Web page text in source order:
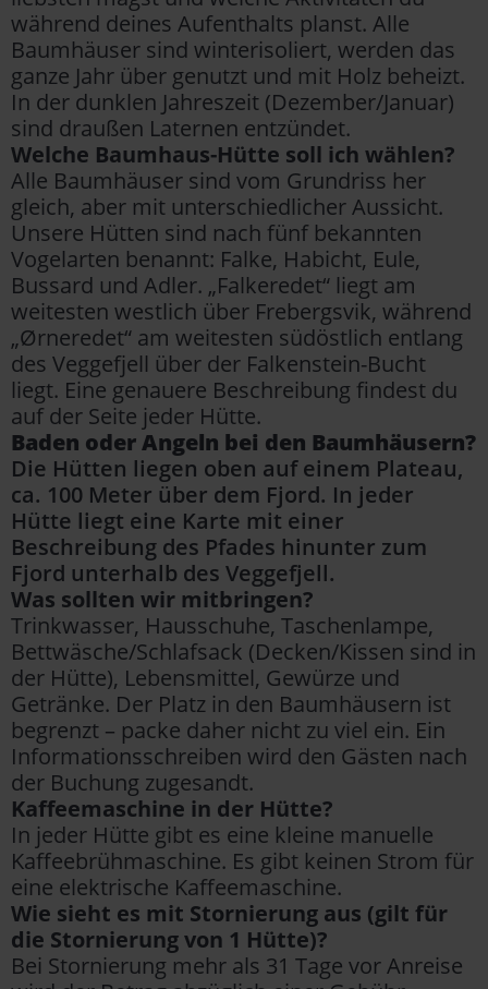
während deines Aufenthalts planst. Alle
Baumhäuser sind winterisoliert, werden das
ganze Jahr über genutzt und mit Holz beheizt.
In der dunklen Jahreszeit (Dezember/Januar)
sind draußen Laternen entzündet.
Welche Baumhaus-Hütte soll ich wählen?
Alle Baumhäuser sind vom Grundriss her
gleich, aber mit unterschiedlicher Aussicht.
Unsere Hütten sind nach fünf bekannten
Vogelarten benannt: Falke, Habicht, Eule,
Bussard und Adler. „Falkeredet“ liegt am
weitesten westlich über Frebergsvik, während
„Ørneredet“ am weitesten südöstlich entlang
des Veggefjell über der Falkenstein-Bucht
liegt. Eine genauere Beschreibung findest du
auf der Seite jeder Hütte.
Baden oder Angeln bei den Baumhäusern?
Die Hütten liegen oben auf einem Plateau,
ca. 100 Meter über dem Fjord. In jeder
Hütte liegt eine Karte mit einer
Beschreibung des Pfades hinunter zum
Fjord unterhalb des Veggefjell.
Was sollten wir mitbringen?
Trinkwasser, Hausschuhe, Taschenlampe,
Bettwäsche/Schlafsack (Decken/Kissen sind in
der Hütte), Lebensmittel, Gewürze und
Getränke. Der Platz in den Baumhäusern ist
begrenzt – packe daher nicht zu viel ein. Ein
Informationsschreiben wird den Gästen nach
der Buchung zugesandt.
Kaffeemaschine in der Hütte?
In jeder Hütte gibt es eine kleine manuelle
Kaffeebrühmaschine. Es gibt keinen Strom für
eine elektrische Kaffeemaschine.
Wie sieht es mit Stornierung aus (gilt für
die Stornierung von 1 Hütte)?
Bei Stornierung mehr als 31 Tage vor Anreise